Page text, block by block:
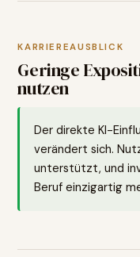
KARRIEREAUSBLICK
Geringe
nutzen
Der direkte KI-
verändert sich.
unterstützt, und
Beruf einzigartig